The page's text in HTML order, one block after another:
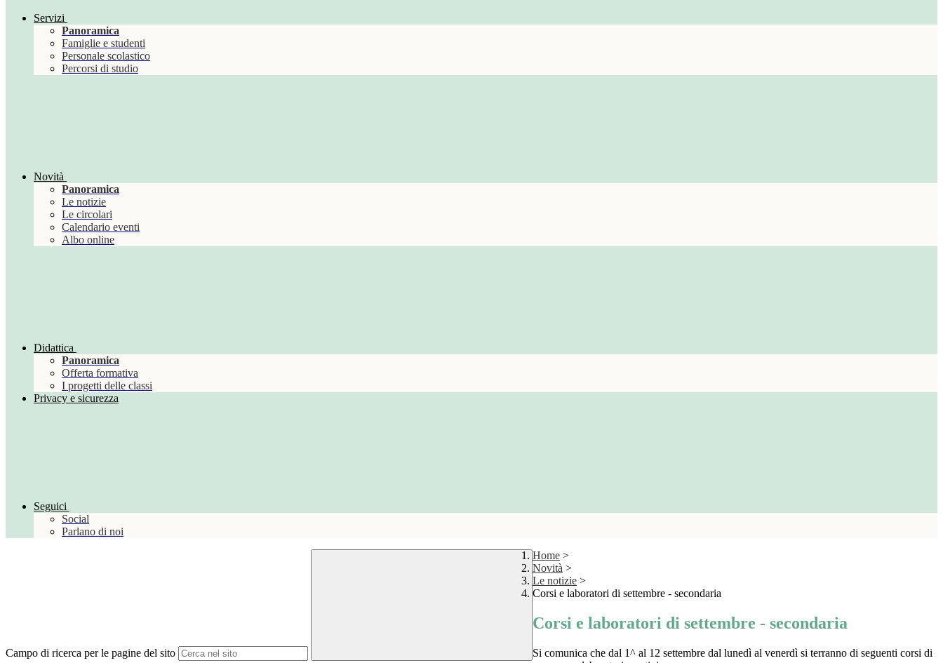
Servizi
Panoramica
Famiglie e studenti
Personale scolastico
Percorsi di studio
Novità
Panoramica
Le notizie
Le circolari
Calendario eventi
Albo online
Didattica
Panoramica
Offerta formativa
I progetti delle classi
Privacy e sicurezza
Seguici
Social
Parlano di noi
Campo di ricerca per le pagine del sito
Home >
Novità >
Le notizie >
Corsi e laboratori di settembre - secondaria
Corsi e laboratori di settembre - secondaria
Si comunica che dal 1^ al 12 settembre dal lunedì al venerdì si terranno di seguenti corsi di